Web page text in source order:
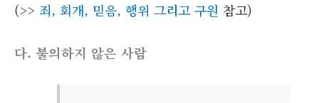
(>> 죄, 회개, 믿음, 행위 그리고 구원 참고)
다. 불의하지 않은 사람